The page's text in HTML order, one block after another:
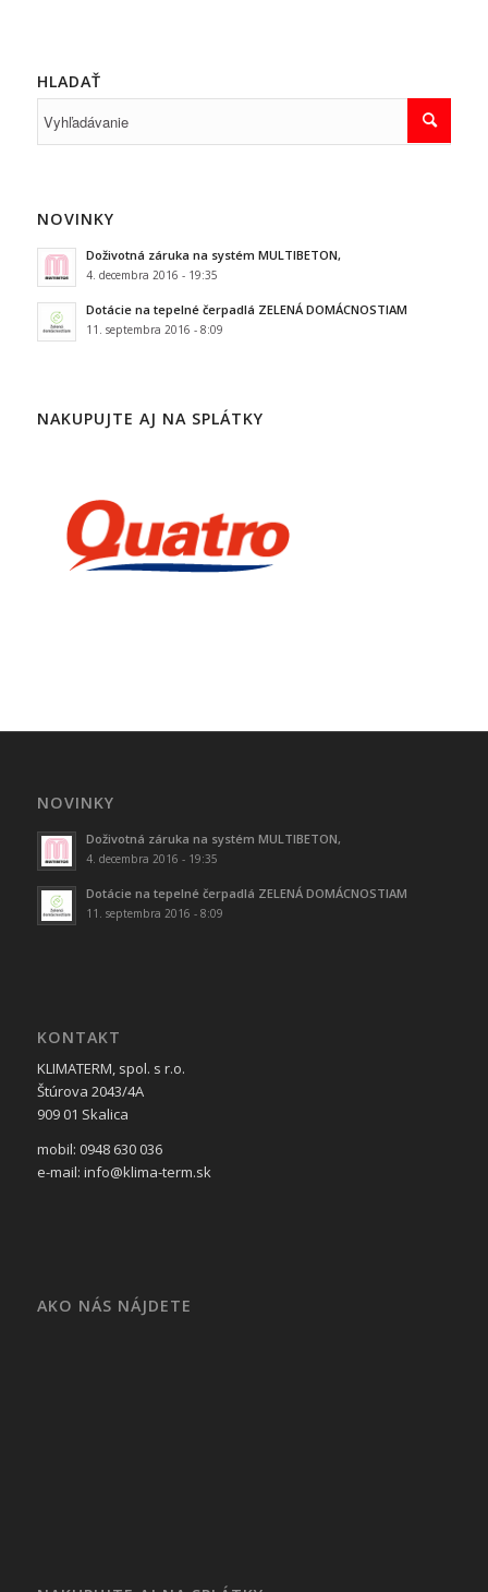
HLADAŤ
NOVINKY
Doživotná záruka na systém MULTIBETON,
4. decembra 2016 - 19:35
Dotácie na tepelné čerpadlá ZELENÁ DOMÁCNOSTIAM
11. septembra 2016 - 8:09
NAKUPUJTE AJ NA SPLÁTKY
NOVINKY
Doživotná záruka na systém MULTIBETON,
4. decembra 2016 - 19:35
Dotácie na tepelné čerpadlá ZELENÁ DOMÁCNOSTIAM
11. septembra 2016 - 8:09
KONTAKT
KLIMATERM, spol. s r.o.
Štúrova 2043/4A
909 01 Skalica
mobil: 0948 630 036
e-mail: info@klima-term.sk
AKO NÁS NÁJDETE